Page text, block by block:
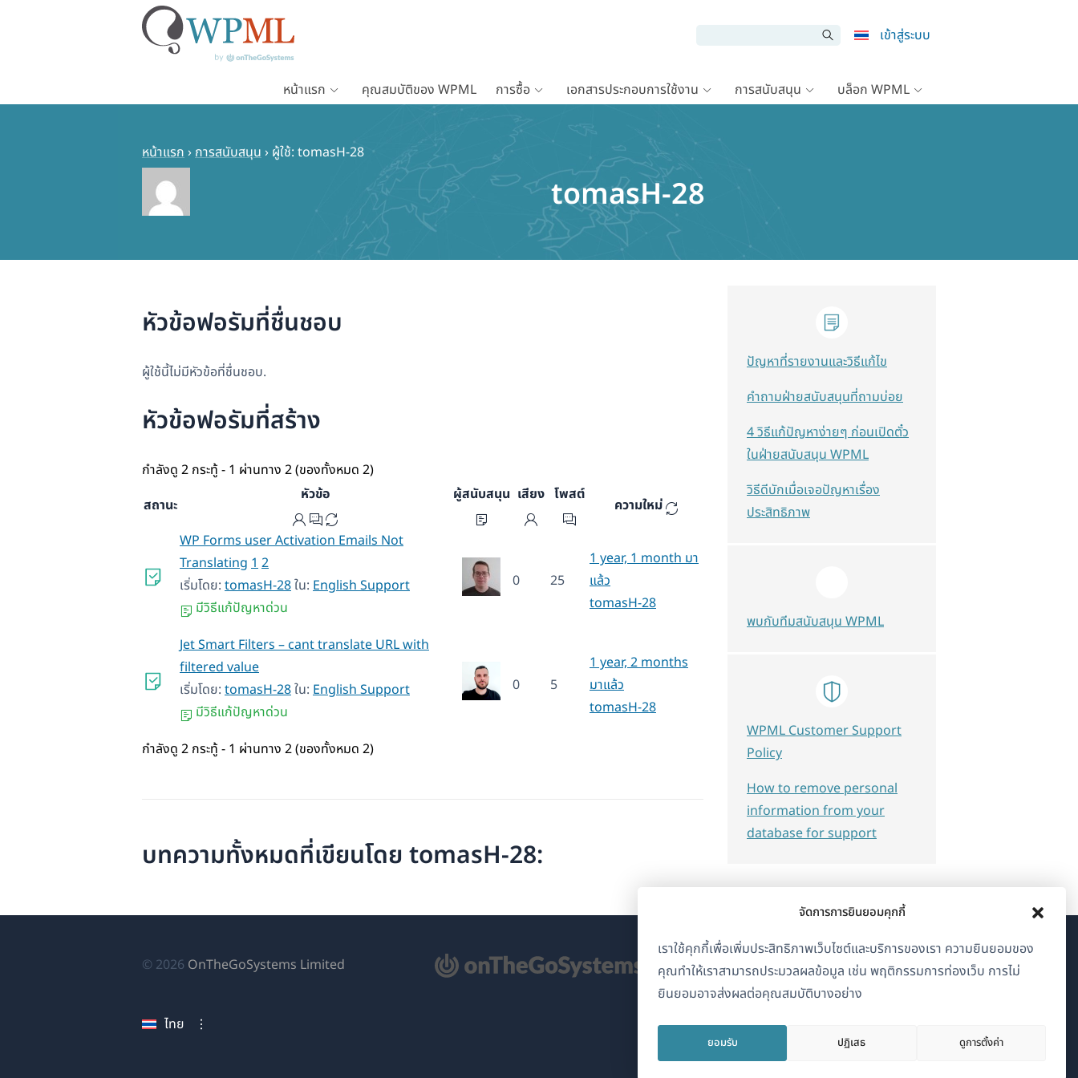
จัดการการยินยอมคุกกี้
เราใช้คุกกี้เพื่อเพิ่มประสิทธิภาพเว็บไซต์และบริการของเรา ความยินยอมของ
คุณทำให้เราสามารถประมวลผลข้อมูล เช่น พฤติกรรมการท่องเว็บ การไม่
ยินยอมอาจส่งผลต่อคุณสมบัติบางอย่าง
ยอมรับ ปฏิเสธ ดูการตั้งค่า
เข้าสู่ระบบ
หน้าแรก คุณสมบัติของ WPML การซื้อ เอกสารประกอบการใช้งาน การสนับสนุน บล็อก WPML
หน้าแรก›การสนับสนุน› ผู้ใช้: tomasH-28
tomasH-28
หัวข้อฟอรัมที่ชื่นชอบ
ผู้ใช้นี้ไม่มีหัวข้อที่ชื่นชอบ.
หัวข้อฟอรัมที่สร้าง
กำลังดู 2 กระทู้ - 1 ผ่านทาง 2 (ของทั้งหมด 2)
สถานะ
หัวข้อ ผู้สนับสนุน เสียง โพสต์
ความใหม่
WP Forms user Activation Emails Not
Translating 1 2
เริ่มโดย: tomasH-28ใน: English Support
มีวิธีแก้ปัญหาด่วน
0 25
1 year, 1 month มา
แล้ว
tomasH-28
Jet Smart Filters – cant translate URL with
filtered value
เริ่มโดย: tomasH-28ใน: English Support
มีวิธีแก้ปัญหาด่วน
0 5
1 year, 2 months
มาแล้ว
tomasH-28
กำลังดู 2 กระทู้ - 1 ผ่านทาง 2 (ของทั้งหมด 2)
บทความทั้งหมดที่เขียนโดย tomasH-28:
ปัญหาที่รายงานและวิธีแก้ไข
คำถามฝ่ายสนับสนุนที่ถามบ่อย
4 วิธีแก้ปัญหาง่ายๆ ก่อนเปิดตั๋ว
ในฝ่ายสนับสนุน WPML
วิธีดีบักเมื่อเจอปัญหาเรื่อง
ประสิทธิภาพ
พบกับทีมสนับสนุน WPML
WPML Customer Support
Policy
How to remove personal
information from your
database for support
© 2026 OnTheGoSystems Limited
ไทย
เกี่ยวกับ WPML
GDPR และนโยบายความเป็นส่วนตัว